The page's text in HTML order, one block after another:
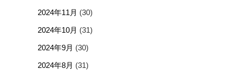
2024年11月 (30)
2024年10月 (31)
2024年9月 (30)
2024年8月 (31)